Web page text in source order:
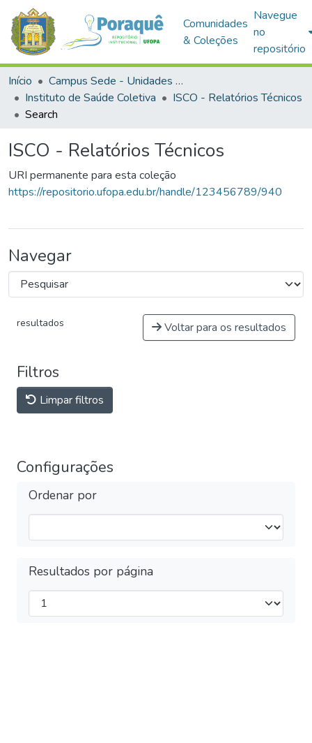
Comunidades
& Coleções
Navegue
no
repositório
Início
Campus Sede - Unidades Acadêmicas
Instituto de Saúde Coletiva
ISCO - Relatórios Técnicos
Search
ISCO - Relatórios Técnicos
URI permanente para esta coleção
https://repositorio.ufopa.edu.br/handle/123456789/940
Navegar
resultados Voltar para os resultados
Filtros
Limpar filtros
Configurações
Ordenar por
Resultados por página